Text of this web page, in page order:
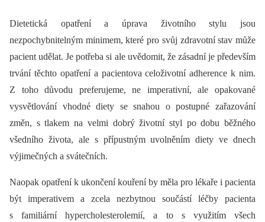
Dietetická opatření a úprava životního stylu jsou
nezpochybnitelným minimem, které pro svůj zdravotní stav může
pacient udělat. Je potřeba si ale uvědomit, že zásadní je především
trvání těchto opatření a pacientova celoživotní adherence k nim.
Z toho důvodu preferujeme, ne imperativní, ale opakované
vysvětlování vhodné diety se snahou o postupné zařazování
změn, s tlakem na velmi dobrý životní styl po dobu běžného
všedního života, ale s přípustným uvolněním diety ve dnech
výjimečných a svátečních.
Naopak opatření k ukončení kouření by měla pro lékaře i pacienta
být imperativem a zcela nezbytnou součástí léčby pacienta
s familiární hypercholesterolemií, a to s využitím všech